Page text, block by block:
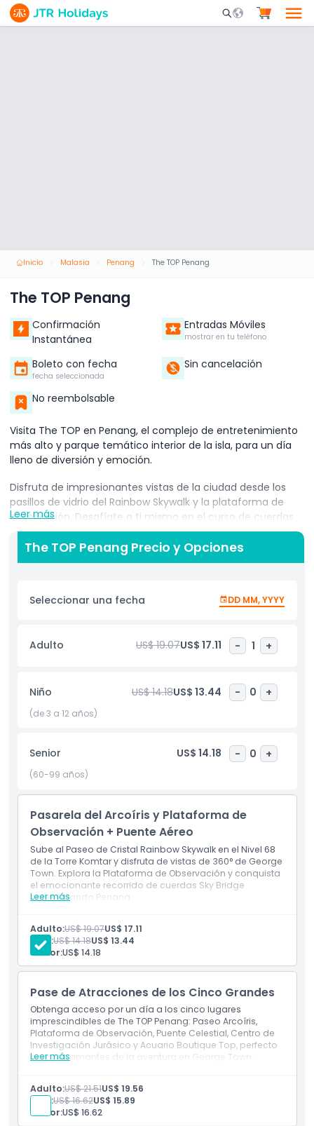
Mobile Search
Inicio Malasia Penang The TOP Penang
The TOP Penang
Confirmación
Instantánea
Entradas Móviles
mostrar en tu teléfono
Boleto con fecha
fecha seleccionada
Sin cancelación
No reembolsable
Visita The TOP en Penang, el complejo de entretenimiento
más alto y parque temático interior de la isla, para un día
lleno de diversión y emoción.
Disfruta de impresionantes vistas de la ciudad desde los
pasillos de vidrio del Rainbow Skywalk y la plataforma de
observación. Desafíate a ti mismo en el curso de cuerdas
del Sky Bridge mientras disfrutas de la emoción de estar en
las alturas.
sobre su mundo. Sumérgete en las maravillas del océano
Para quienes aman una aventura escalofriante, no te
abandonada espeluznante llena de sorpresas.
The TOP ofrece actividades y atracciones para todos,
buscadores de aventuras para crear recuerdos inolvidables.
Aspectos Destacados
Inclusiones
Política para Niños y Adultos
No Adecuado Para
Horario de Apertura
Cosas a Saber
Cómo Llegar
Leer más
The TOP Penang Precio y Opciones
Seleccionar una fecha DD MM, YYYY
Adulto US$ 19.07US$ 17.11 - 1 +
Niño US$ 14.18US$ 13.44 - 0 +
(de 3 a 12 años)
Senior US$ 14.18 - 0 +
(60-99 años)
Pasarela del Arcoíris y Plataforma de
Observación + Puente Aéreo
Sube al Paseo de Cristal Rainbow Skywalk en el Nivel 68
de la Torre Komtar y disfruta de vistas de 360° de George
Town. Explora la Plataforma de Observación y conquista
el emocionante recorrido de cuerdas Sky Bridge
sobrevolando Penang.
Leer más
Pasea por el Paseo de Cristal Rainbow Skywalk en la
Torre Komtar.
Disfruta de vistas de 360° de George Town y del
emocionante Sky Bridge.
Adulto:US$ 19.07US$ 17.11
Niño:US$ 14.18US$ 13.44
Senior:US$ 14.18
Pase de Atracciones de los Cinco Grandes
Obtenga acceso por un día a los cinco lugares
imprescindibles de The TOP Penang: Paseo Arcoíris,
Plataforma de Observación, Puente Celestial, Centro de
Investigación Jurásico y Acuario Boutique Top, perfecto
para los amantes de la aventura en George Town.
Leer más
Un pase para cinco principales atracciones en The
TOP Penang.
Incluye Paseo Celestial, Puente Celestial, Acuario y
Centro Jurásico.
Adulto:US$ 21.51US$ 19.56
Niño:US$ 16.62US$ 15.89
Senior:US$ 16.62